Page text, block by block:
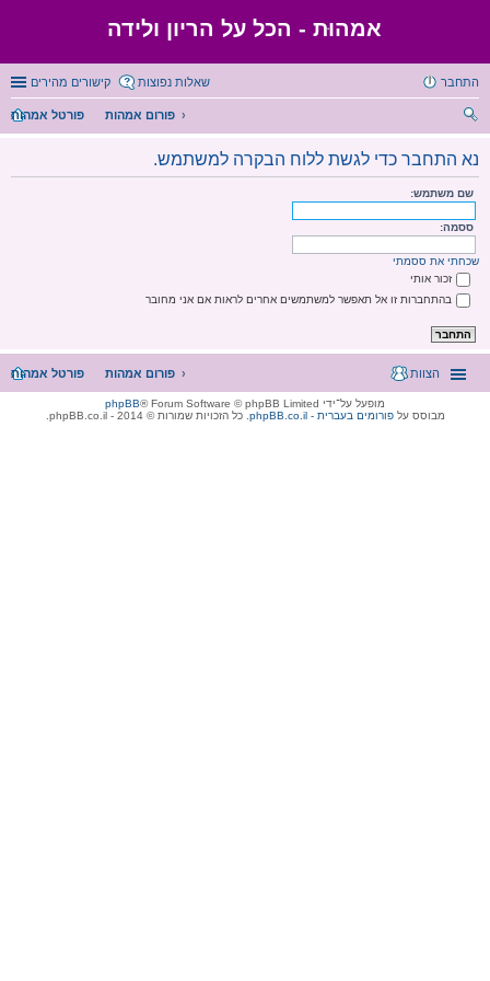
אמהוּת - הכל על הריון ולידה
קישורים מהירים שאלות נפוצות התחבר
פורטל אמהות
פורום אמהות
ש
נא התחבר כדי לגשת ללוח הבקרה למשתמש.
שם משתמש:
ססמה:
שכחתי את ססמתי
זכור אותי
בהתחברות זו אל תאפשר למשתמשים אחרים לראות אם אני מחובר
פורטל אמהות פורום אמהות הצוות
מופעל על־ידי phpBB® Forum Software © phpBB Limited
מבוסס עלphpBB.co.il - פורומים בעברית . כל הזכויות שמורות © 2014 - phpBB.co.il.